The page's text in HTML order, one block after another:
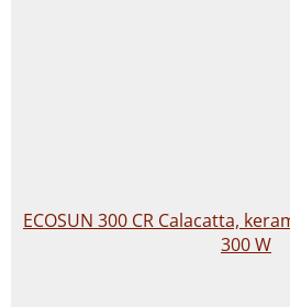
ECOSUN 300 CR Calacatta,
300 W